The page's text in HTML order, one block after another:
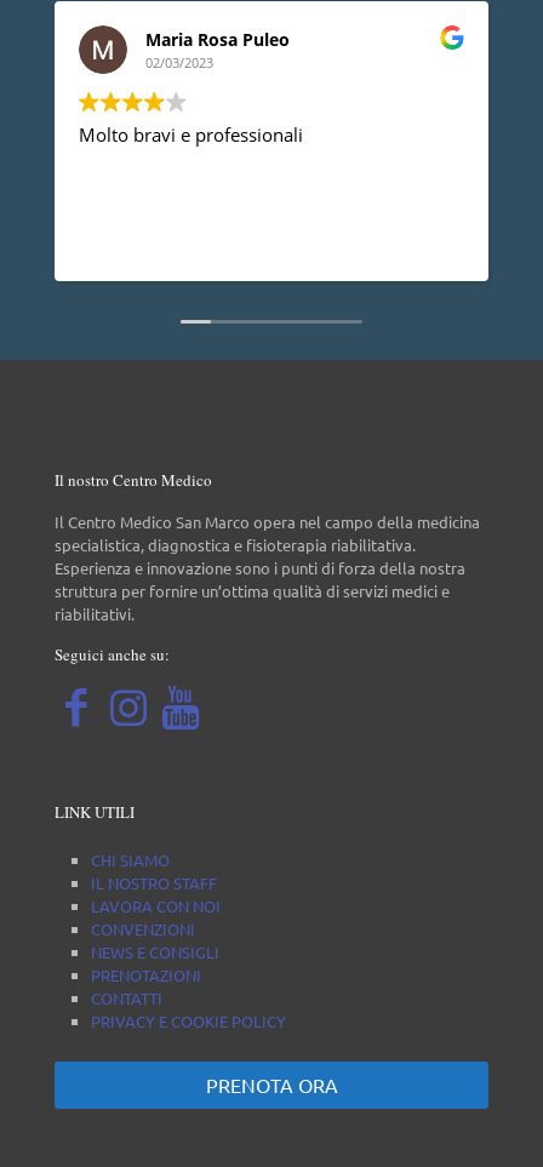
Maria Rosa Puleo
02/03/2023
Molto bravi e professionali
Il nostro Centro Medico
Il Centro Medico San Marco opera nel campo della medicina
specialistica, diagnostica e fisioterapia riabilitativa.
Esperienza e innovazione sono i punti di forza della nostra
struttura per fornire un’ottima qualità di servizi medici e
riabilitativi.
Seguici anche su:
LINK UTILI
CHI SIAMO
IL NOSTRO STAFF
LAVORA CON NOI
CONVENZIONI
NEWS E CONSIGLI
PRENOTAZIONI
CONTATTI
PRIVACY E COOKIE POLICY
PRENOTA ORA